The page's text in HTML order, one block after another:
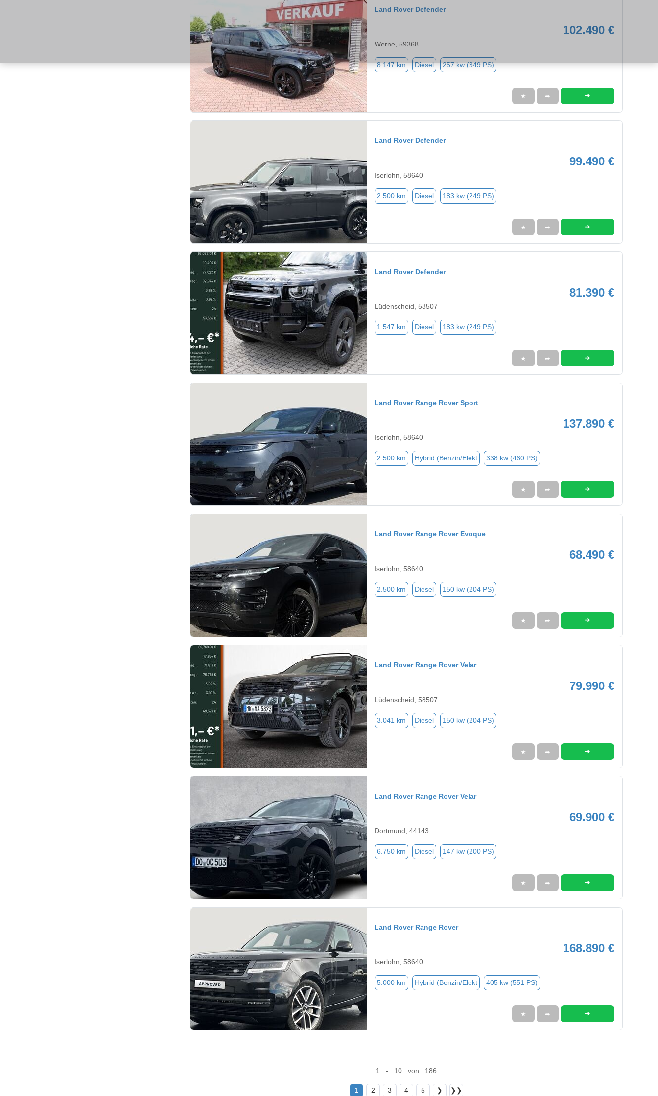
Land Rover Defender
102.490 €
Werne, 59368
8.147 km Diesel 257 kw (349 PS)
★ ➦ ➜
Land Rover Defender
99.490 €
Iserlohn, 58640
2.500 km Diesel 183 kw (249 PS)
★ ➦ ➜
Land Rover Defender
81.390 €
Lüdenscheid, 58507
1.547 km Diesel 183 kw (249 PS)
★ ➦ ➜
Land Rover Range Rover Sport
137.890 €
Iserlohn, 58640
2.500 km Hybrid (Benzin/Elekt 338 kw (460 PS)
★ ➦ ➜
Land Rover Range Rover Evoque
68.490 €
Iserlohn, 58640
2.500 km Diesel 150 kw (204 PS)
★ ➦ ➜
Land Rover Range Rover Velar
79.990 €
Lüdenscheid, 58507
3.041 km Diesel 150 kw (204 PS)
★ ➦ ➜
Land Rover Range Rover Velar
69.900 €
Dortmund, 44143
6.750 km Diesel 147 kw (200 PS)
★ ➦ ➜
Land Rover Range Rover
168.890 €
Iserlohn, 58640
5.000 km Hybrid (Benzin/Elekt 405 kw (551 PS)
★ ➦ ➜
1 - 10 von 186
1 2 3 4 5 ❯ ❯❯